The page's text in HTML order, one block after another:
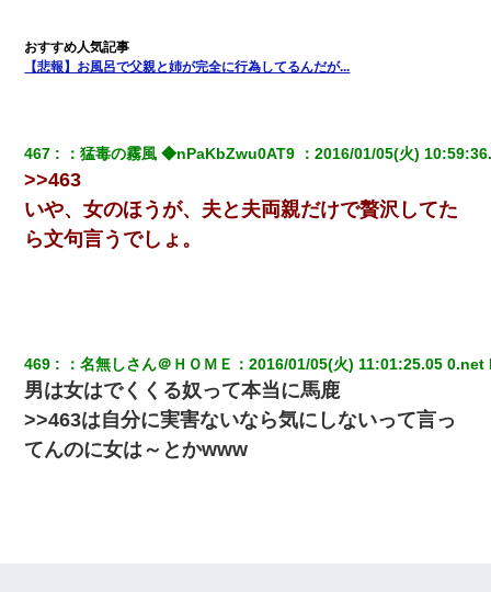
【衝撃】職場に入って来た綺麗な新人さんに職場を案内すること
【考察】兄嫁急死の1年後、兄が引越すというので手伝いに行った
ＤＮＡ検査『血縁関係０％』旦那「やっぱり托卵だったんだ…」
嫁「本当に身に覚えがない」「なにかの間違いだ！取り違え
旦那が長男のDNA鑑定をしたら血縁関係0%だった。旦那「やっぱ
りウワキしてたんだな…」長男「俺は誰の子供なの？」長女・次
男「ウワキ女！」
【悲報】お風呂で父親と姉が完全に行為してるんだが...
467 ：猛毒の霧風 ◆nPaKbZwu0AT9 ：2016/01/05(火)
>>463
いや、女のほうが、夫と夫両親だけで贅沢してた
ら文句言うでしょ。
469 ：名無しさん＠ＨＯＭＥ ：2016/01/05(火) 11:01:25.05 0.net
男は女はでくくる奴って本当に馬鹿
>>463は自分に実害ないなら気にしないって言っ
てんのに女は～とかwww